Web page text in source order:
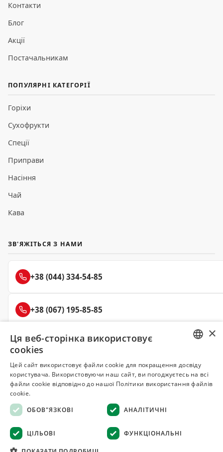
Контакти
Блог
Акції
Постачальникам
ПОПУЛЯРНІ КАТЕГОРІЇ
Горіхи
Сухофрукти
Спеції
Приправи
Насіння
Чай
Кава
ЗВ'ЯЖІТЬСЯ З НАМИ
+38 (044) 334-54-85
+38 (067) 195-85-85
+38 (050) 145-85-45
СПЕЦІЇ ТА ПРЯНОЩІ
© 2008–2026 Магазин спецій та прянощів Делюкс, Київ
Всі матеріали на сайті захищені авторським правом
UKRAINIAN
×
Ця веб-сторінка використовує
cookies
Цей сайт використовує файли cookie для покращення досвіду
користувача. Використовуючи наш сайт, ви погоджуєтесь на всі
файли cookie відповідно до нашої Політики використання файлів
cookie.
ОБОВ"ЯЗКОВІ
АНАЛІТИЧНІ
ЦІЛЬОВІ ФУНКЦІОНАЛЬНІ